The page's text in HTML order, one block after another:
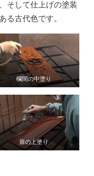
そして仕上げの塗装
る古代色です。
欄間の中塗り
扉の上塗り